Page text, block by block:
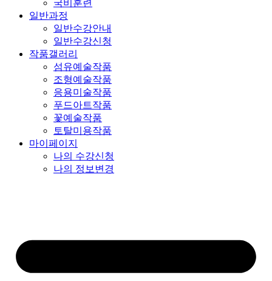
국비훈련
일반과정
일반수강안내
일반수강신청
작품갤러리
섬유예술작품
조형예술작품
응용미술작품
푸드아트작품
꽃예술작품
토탈미용작품
마이페이지
나의 수강신청
나의 정보변경